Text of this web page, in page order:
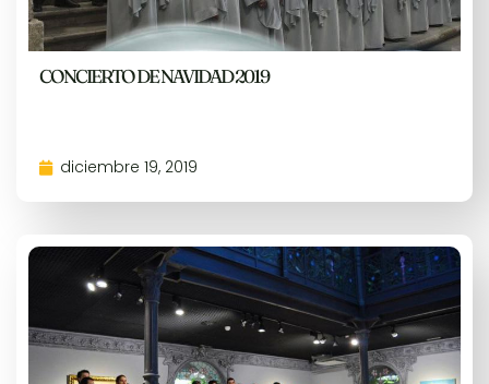
CONCIERTO DE NAVIDAD 2019
diciembre 19, 2019